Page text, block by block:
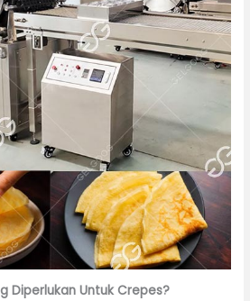
Diperlukan Untuk Crepes?